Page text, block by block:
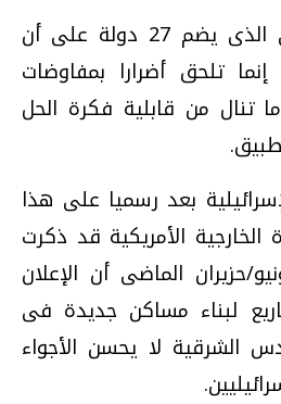
وشدد الاتحاد الأوربى الذى يضم 27 دولة على أن
إنما تلحق أضرارا بمفاوضات
تنال من قابلية فكرة الحل
بعد رسميا على هذا
الخارجية الأمريكية قد ذكرت
الماضى أن الإعلان
لبناء مساكن جديدة فى
الشرقية لا يحسن الأجواء